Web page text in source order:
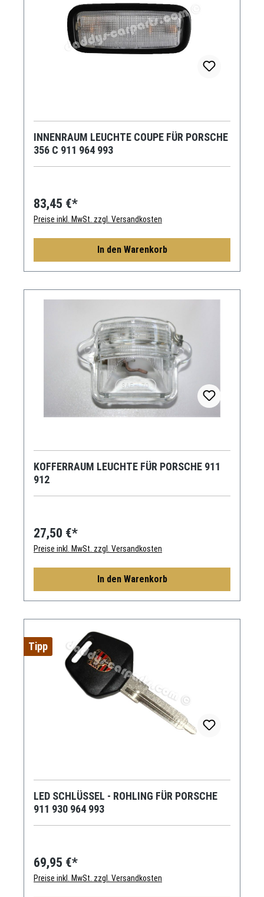
INNENRAUM LEUCHTE COUPE FÜR PORSCHE
356 C 911 964 993
83,45 €*
Preise inkl. MwSt. zzgl. Versandkosten
In den Warenkorb
KOFFERRAUM LEUCHTE FÜR PORSCHE 911
912
27,50 €*
Preise inkl. MwSt. zzgl. Versandkosten
In den Warenkorb
Tipp
LED SCHLÜSSEL - ROHLING FÜR PORSCHE
911 930 964 993
69,95 €*
Preise inkl. MwSt. zzgl. Versandkosten